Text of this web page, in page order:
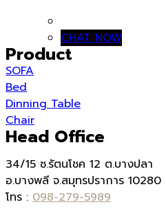
CHAT NOW
Product
SOFA
Bed
Dinning Table
Chair
Head Office
34/15 ซ.รัตนโชค 12 ต.บางปลา
อ.บางพลี จ.สมุทรปราการ 10280
โทร : 098-279-5989